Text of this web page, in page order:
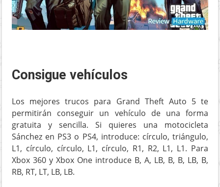
Consigue vehículos
Los mejores trucos para Grand Theft Auto 5 te
permitirán conseguir un vehículo de una forma
gratuita y sencilla. Si quieres una motocicleta
Sánchez en PS3 o PS4, introduce: círculo, triángulo,
L1, círculo, círculo, L1, círculo, R1, R2, L1, L1. Para
Xbox 360 y Xbox One introduce B, A, LB, B, B, LB, B,
RB, RT, LT, LB, LB.